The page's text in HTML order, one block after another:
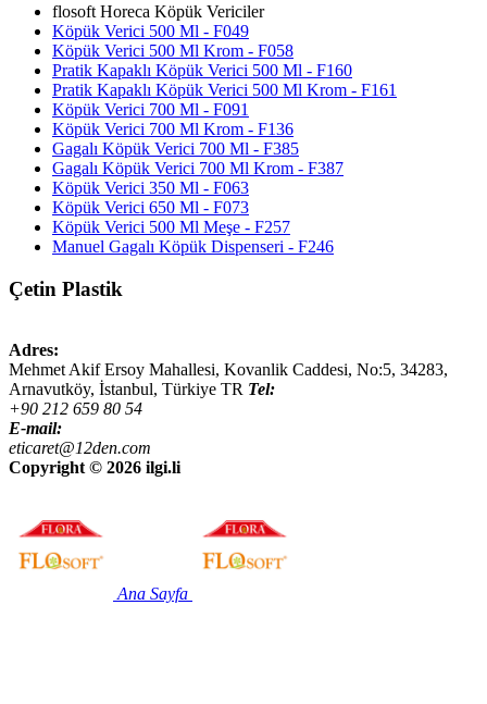
flosoft Horeca Köpük Vericiler
Köpük Verici 500 Ml - F049
Köpük Verici 500 Ml Krom - F058
Pratik Kapaklı Köpük Verici 500 Ml - F160
Pratik Kapaklı Köpük Verici 500 Ml Krom - F161
Köpük Verici 700 Ml - F091
Köpük Verici 700 Ml Krom - F136
Gagalı Köpük Verici 700 Ml - F385
Gagalı Köpük Verici 700 Ml Krom - F387
Köpük Verici 350 Ml - F063
Köpük Verici 650 Ml - F073
Köpük Verici 500 Ml Meşe - F257
Manuel Gagalı Köpük Dispenseri - F246
Çetin Plastik
Adres:
Mehmet Akif Ersoy Mahallesi, Kovanlik Caddesi, No:5, 34283,
Arnavutköy, İstanbul, Türkiye TR Tel:
+90 212 659 80 54
E-mail:
eticaret@12den.com
Copyright © 2026 ilgi.li
Ana Sayfa